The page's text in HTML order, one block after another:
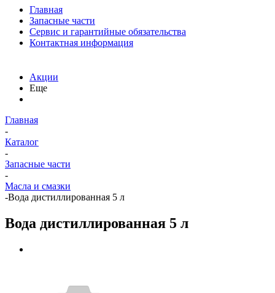
Главная
Запасные части
Сервис и гарантийные обязательства
Контактная информация
Акции
Еще
Главная
-
Каталог
-
Запасные части
-
Масла и смазки
-Вода дистиллированная 5 л
Вода дистиллированная 5 л